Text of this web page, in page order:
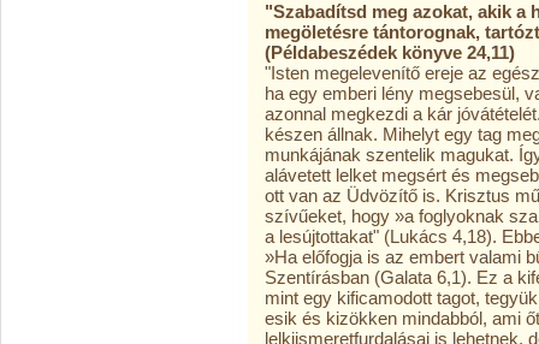
"Szabadítsd meg azokat, akik a
megöletésre tántorognak,
(Példabeszédek könyve 24,11)
"Isten megelevenítő ereje az
ha egy emberi lény megsebesül,
azonnal megkezdi a kár
készen állnak. Mihelyt egy tag
munkájának szentelik magukat.
alávetett lelket megsért és
ott van az Üdvözítő is. Krisztus
szívűeket, hogy »a foglyoknak
a lesújtottakat" (Lukács 4,18).
»Ha előfogja is az embert valami
Szentírásban (Galata 6,1). Ez a
mint egy kificamodott tagot,
esik és kizökken mindabból, ami
lelkiismeretfurdalásai is lehetnek,